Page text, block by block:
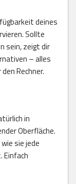
deines
Sollte
sein, zeigt dir
– alles
Rechner.
in
Oberfläche.
sie jede
Einfach